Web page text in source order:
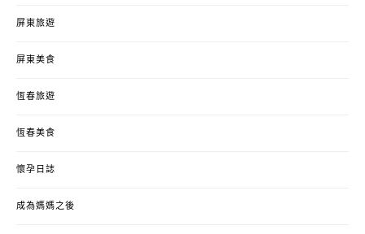
屏東旅遊
屏東美食
恆春旅遊
恆春美食
懷孕日誌
成為媽媽之後